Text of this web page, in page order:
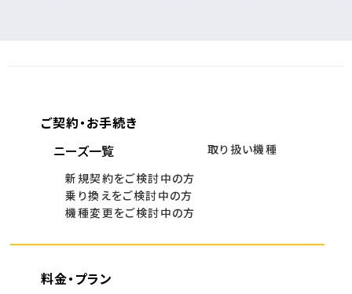
ご契約・お手続き
ニーズ一覧
新規契約をご検討中の方
乗り換えをご検討中の方
機種変更をご検討中の方
取り扱い機種
料金・プラン